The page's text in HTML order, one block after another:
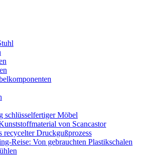
schlüsselfertiger Möbel
von Scancastor
recycelter Druckgußprozess
Reise: Von gebrauchten Plastikschalen